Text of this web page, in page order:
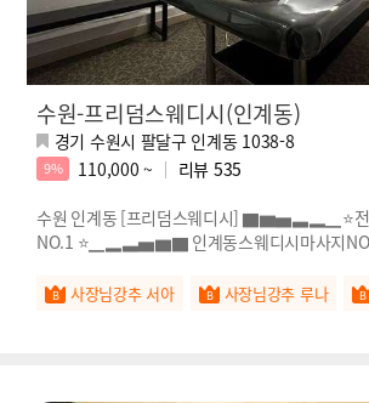
수원-프리덤스웨디시(인계동)
경기 수원시 팔달구 인계동 1038-8
9% 110,000 ~ 리뷰 535
수원 인계동 [프리덤스웨디시] ▇▆▅▃▂▁⭐전
NO.1 ⭐▁▂▃▅▆▇ 인계동스웨디시마사지
사장님강추 서아 사장님강추 루나